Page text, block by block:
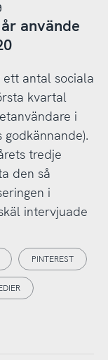
använde
antal sociala
kvartal
i
tredje
den så
i
intervjuade
PINTEREST